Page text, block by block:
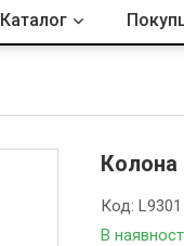
Каталог
Колона
В
Код:L9301